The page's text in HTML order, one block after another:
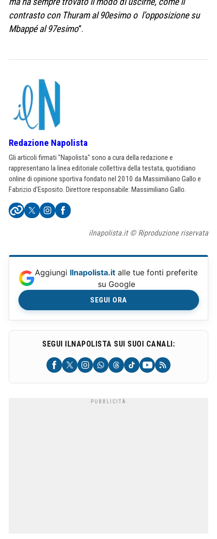
contrasto con Thuram al 90esimo o l’opposizione su
Mbappé al 97esimo“.
Redazione Napolista
Gli articoli firmati "Napolista" sono a cura della redazione e
rappresentano la linea editoriale collettiva della testata, quotidiano
online di opinione sportiva fondato nel 2010 da Massimiliano Gallo e
Fabrizio d'Esposito. Direttore responsabile: Massimiliano Gallo.
ilnapolista.it © Riproduzione riservata
Aggiungi Ilnapolista.it alle tue fonti preferite
su Google
SEGUI ORA
SEGUI ILNAPOLISTA SUI SUOI CANALI: